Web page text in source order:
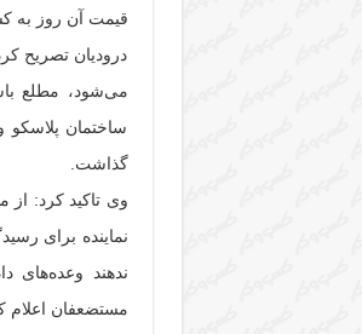
قیمت آن روز به
درودیان تصریح
می‌شود، مطلع
ساختمان
گذاشت.
وی تاکید کرد:
نماینده برای
ندهند وعده‌های
مستضعفان اعلام